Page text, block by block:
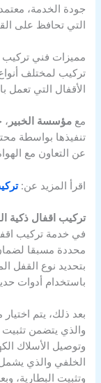
جودة الخدمة،
التي تحافظ على
مميزات فني تركيب
تركيب لمختلف
الأقفال التي تعمل
معمؤسسة الخبير ،
تنفيذها بواسطة
عن التعاون مع
اقرأ المزيد عن:
تركيب اقفال ذكية
في خدمة تركيب
محددة مسبقا لضمان
بتحديد نوع القفل
باستخدام أدوات
بعد ذلك، يتم
والذي يتضمن تثبيت
وتوصيل الأسلاك
الخلفي والذي يشمل
وتثبيت البطارية،